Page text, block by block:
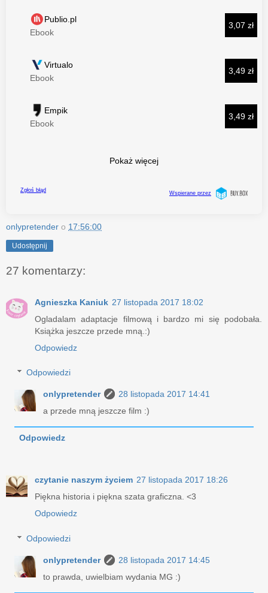
onlypretender o 17:56:00
Udostępnij
27 komentarzy:
Agnieszka Kaniuk 27 listopada 2017 18:02
Ogladalam adaptacje filmową i bardzo mi się podobała.
Książka jeszcze przede mną.:)
Odpowiedz
Odpowiedzi
onlypretender
28 listopada 2017 14:41
a przede mną jeszcze film :)
Odpowiedz
czytanie naszym życiem 27 listopada 2017 18:26
Piękna historia i piękna szata graficzna. <3
Odpowiedz
Odpowiedzi
onlypretender
28 listopada 2017 14:45
to prawda, uwielbiam wydania MG :)